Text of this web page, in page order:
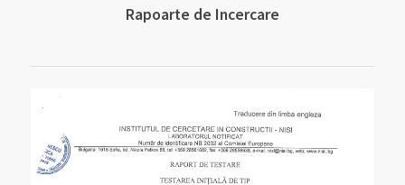
Rapoarte de Incercare